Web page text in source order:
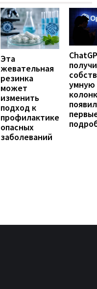
Эта
жевательная
резинка
может
изменить
подход к
профилактике
опасных
заболеваний
умную